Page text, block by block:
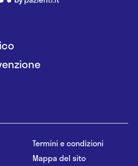
Termini e condizioni
Mappa del sito